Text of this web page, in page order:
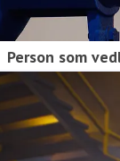
Person som